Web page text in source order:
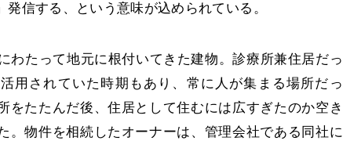
発信する、という意味が込められている。
わたって地元に根付いてきた建物。診療所兼住居だっ
用されていた時期もあり、常に人が集まる場所だっ
をたたんだ後、住居として住むには広すぎたのか空き
。物件を相続したオーナーは、管理会社である同社に